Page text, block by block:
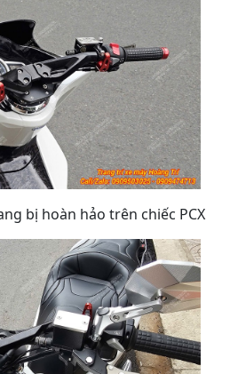
bị hoàn hảo trên chiếc PCX